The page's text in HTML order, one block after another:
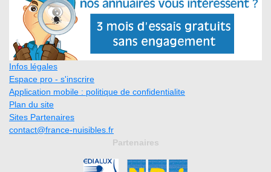
Infos légales
Espace pro - s'inscrire
Application mobile : politique de confidentialite
Plan du site
Sites Partenaires
contact@france-nuisibles.fr
Partenaires